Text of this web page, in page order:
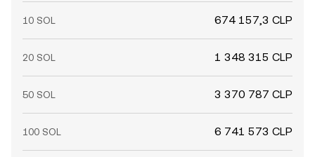
10 SOL 674 157,3 CLP
20 SOL 1 348 315 CLP
50 SOL 3 370 787 CLP
100 SOL 6 741 573 CLP